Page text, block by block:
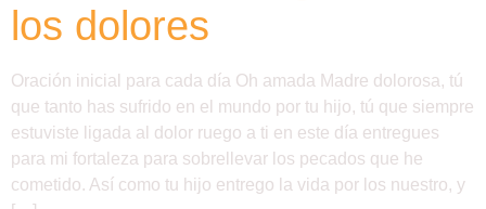
los dolores
Oración inicial para cada día Oh amada Madre dolorosa, tú
que tanto has sufrido en el mundo por tu hijo, tú que siempre
estuviste ligada al dolor ruego a ti en este día entregues
para mi fortaleza para sobrellevar los pecados que he
cometido. Así como tu hijo entrego la vida por los nuestro, y